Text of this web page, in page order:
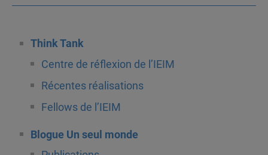
Think Tank
Centre de réflexion de l’IEIM
Récentes réalisations
Fellows de l’IEIM
Blogue Un seul monde